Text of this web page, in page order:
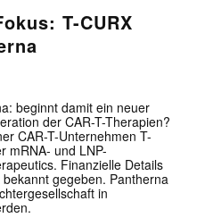
T-CURX
beginnt damit ein neuer
der CAR-T-Therapien?
CAR-T-Unternehmen T-
mRNA- und LNP-
Finanzielle Details
gegeben. Pantherna
in